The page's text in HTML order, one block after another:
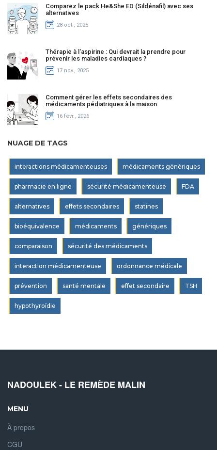
Comparez le pack He&She ED (Sildénafil) avec ses
alternatives
28 oct., 2025
Thérapie à l'aspirine : Qui devrait la prendre pour
prévenir les maladies cardiaques ?
17 nov., 2025
Comment gérer les effets secondaires des
médicaments pédiatriques à la maison
16 févr., 2026
NUAGE DE TAGS
interactions médicamenteuses médicaments génériques
pharmacie en ligne sécurité médicamenteuse FDA
alternatives effets secondaires statines
bioéquivalence médicaments génériques
comparaison sécurité des médicaments
interaction médicamenteuse ordonnance médicale
prévention santé mentale effet secondaire TSH
hypothyroïdie
NADOULEK - LE REMÈDE MALIN
MENU
À propos
CGU